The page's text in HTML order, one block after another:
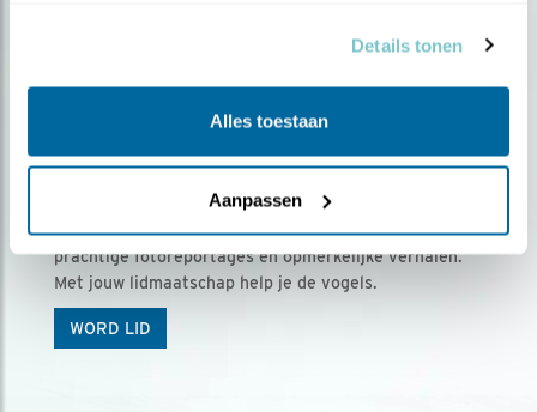
Details tonen
Alles toestaan
Aanpassen
Ontvang 5 x Vogels voor € 36,00 per jaar
Vogels is het tijdschrift voor onze leden, met
prachtige fotoreportages en opmerkelijke verhalen.
Met jouw lidmaatschap help je de vogels.
WORD LID